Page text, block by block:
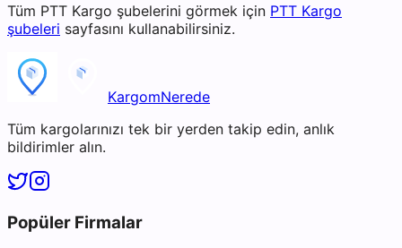
Tüm PTT Kargo şubelerini görmek için PTT Kargo
şubeleri sayfasını kullanabilirsiniz.
KargomNerede
Tüm kargolarınızı tek bir yerden takip edin, anlık
bildirimler alın.
Popüler Firmalar